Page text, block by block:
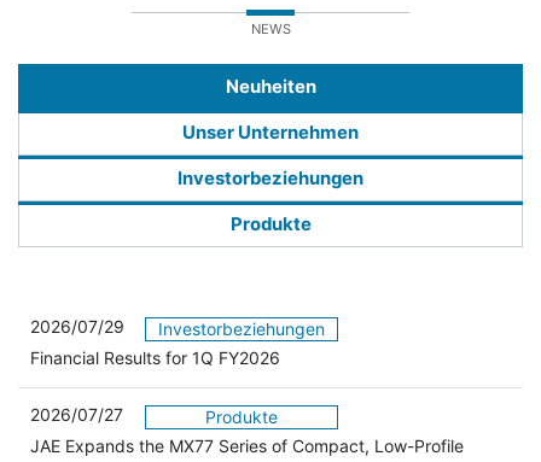
NEWS
Neuheiten
Unser Unternehmen
Investorbeziehungen
Produkte
2026/07/29
Investorbeziehungen
Financial Results for 1Q FY2026
2026/07/27
Produkte
JAE Expands the MX77 Series of Compact, Low-Profile